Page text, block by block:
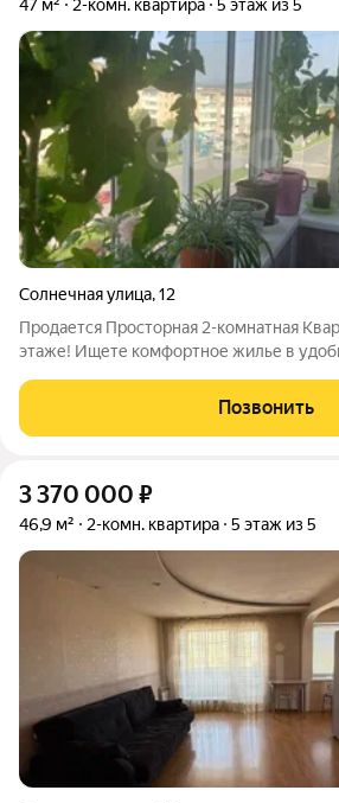
47 м² 2-комн. квартира 5 этаж из 5
Солнечная улица,12
Продается Просторная 2-комнатная Квартира 47,3
этаже! Ищете комфортное жилье в
площадью 47,3 кв.м. на пятом этаже.
Позвонить
3 370 000 ₽
46,9 м² 2-комн. квартира 5 этаж из 5